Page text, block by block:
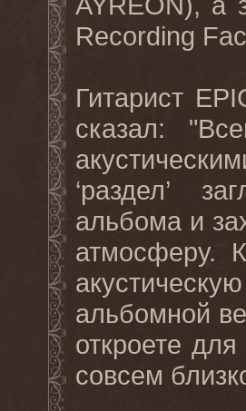
Recording
Гитарист
сказал:
‘раздел’
альбома и
атмосферу.
альбомной
откроете
совсем